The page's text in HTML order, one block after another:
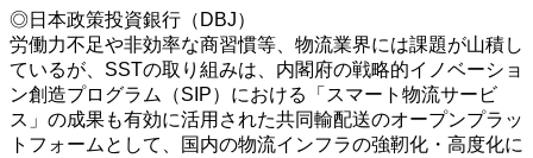
◎日本政策投資銀行（DBJ）
労働力不足や非効率な商習慣等、物流業界には課題が山積し
ているが、SSTの取り組みは、内閣府の戦略的イノベーショ
ン創造プログラム（SIP）における「スマート物流サービ
ス」の成果も有効に活用された共同輸配送のオープンプラッ
トフォームとして、国内の物流インフラの強靭化・高度化に